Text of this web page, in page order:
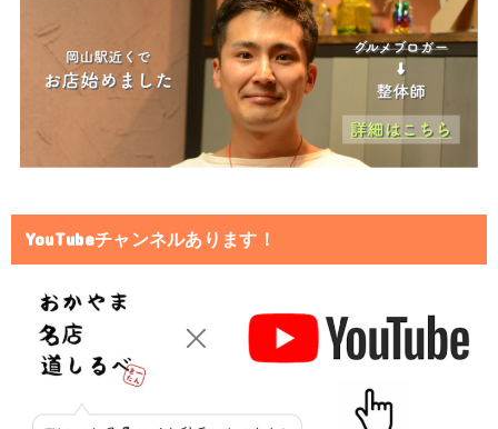
YouTubeチャンネルあります！